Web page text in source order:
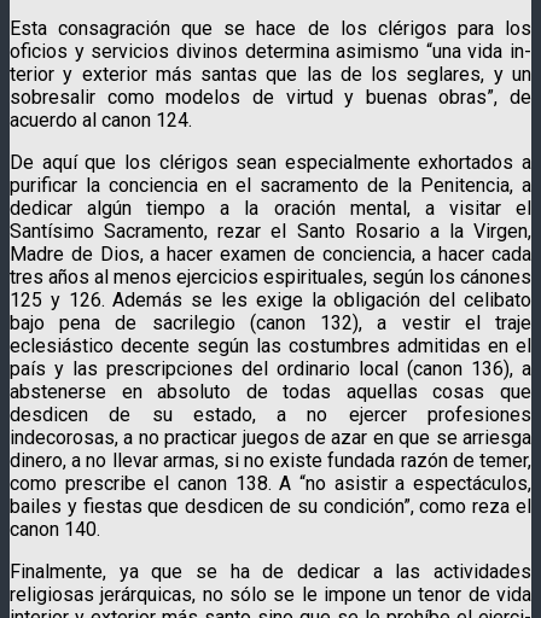
Esta consagración que se hace de los clérigos para los
oficios y servicios divinos determina asimismo “una vida in­
terior y exterior más santas que las de los seglares, y un
sobresalir como modelos de virtud y buenas obras”, de
acuerdo al canon 124.
De aquí que los clérigos sean especialmente exhortados a
purificar la conciencia en el sacramento de la Penitencia, a
dedicar algún tiempo a la oración mental, a visitar el
Santísimo Sacramento, rezar el Santo Rosario a la Virgen,
Madre de Dios, a hacer examen de conciencia, a hacer cada
tres años al menos ejercicios espirituales, según los cánones
125 y 126. Además se les exige la obligación del celibato
bajo pena de sacrilegio (canon 132), a vestir el traje
eclesiástico decente según las costumbres admitidas en el
país y las prescripciones del ordinario local (canon 136), a
abstenerse en absoluto de todas aquellas cosas que
desdicen de su estado, a no ejercer profesiones
indecorosas, a no practicar juegos de azar en que se arriesga
dinero, a no llevar armas, si no existe fundada razón de temer,
como prescribe el canon 138. A “no asistir a espectáculos,
bailes y fiestas que desdicen de su condición”, como reza el
canon 140.
Finalmente, ya que se ha de dedicar a las actividades
religiosas jerárquicas, no sólo se le impone un tenor de vida